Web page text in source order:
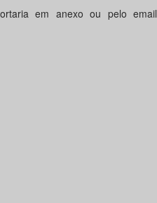
em anexo ou pelo email